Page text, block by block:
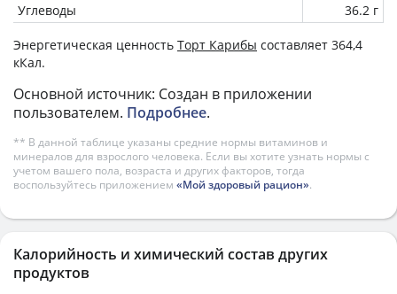
Углеводы
36.2 г
Энергетическая ценность Торт Карибы составляет 364,4
кКал.
Основной источник: Создан в приложении
пользователем. Подробнее.
** В данной таблице указаны средние нормы витаминов и
минералов для взрослого человека. Если вы хотите узнать нормы с
учетом вашего пола, возраста и других факторов, тогда
воспользуйтесь приложением «Мой здоровый рацион».
Калорийность и химический состав других
продуктов